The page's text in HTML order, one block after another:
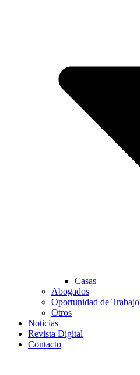
Casas
Abogados
Oportunidad de Trabajo
Otros
Noticias
Revista Digital
Contacto